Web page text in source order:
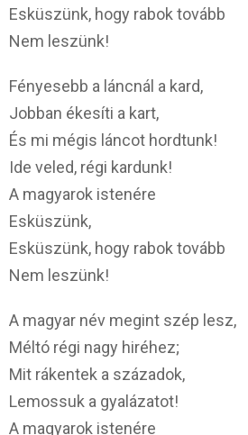
Esküszünk, hogy rabok tovább
Nem leszünk!
Fényesebb a láncnál a kard,
Jobban ékesíti a kart,
És mi mégis láncot hordtunk!
Ide veled, régi kardunk!
A magyarok istenére
Esküszünk,
Esküszünk, hogy rabok tovább
Nem leszünk!
A magyar név megint szép lesz,
Méltó régi nagy hiréhez;
Mit rákentek a századok,
Lemossuk a gyalázatot!
A magyarok istenére